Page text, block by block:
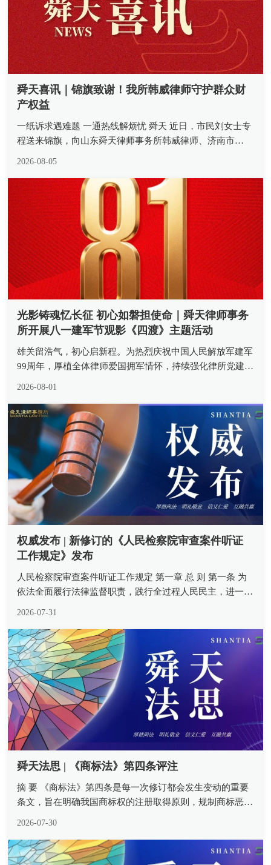
舜天喜讯｜锦旗致谢！我所韩威律师守护群众财
产权益
一纸诉求遇难题 一通热线解烦忧 舜天 近日，市民刘女士专
程送来锦旗，向山东舜天律师事务所韩威律师、济南市
律服务、践行法治为...
2026-08-05
光影铸魂忆长征 初心如磐担使命｜舜天律师事务
所开展八一建军节观影《四渡》主题活动
雄关留浩气，初心启新程。为热烈庆祝中国人民解放军建军
99周年，厚植全体律师爱国拥军情怀，持续强化律所党建引
渡》，开展 “重温四渡峥...
2026-08-01
权威发布 | 新修订的《人民检察院审查案件听证
工作规定》发布
人民检察院审查案件听证工作规定 第一章 总 则 第一条 为
依法全面履行法律监督职责，践行全过程人民民主，进一步
正，提升司法公信，根据...
2026-07-31
舜天法思 | 《商标法》第四条评注
摘 要 《商标法》第四条是每一次修订都会发生变动的重要
条文，旨在明确我国商标权的注册取得原则，规制商标恶意
册，方能原始取得。“不以使...
2026-07-30